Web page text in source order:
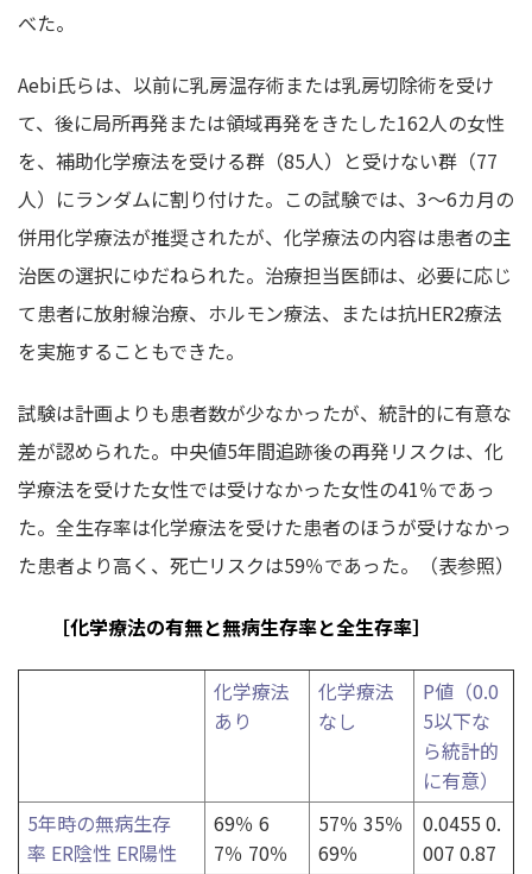
べた。
Aebi氏らは、以前に乳房温存術または乳房切除術を受け
て、後に局所再発または領域再発をきたした162人の女性
を、補助化学療法を受ける群（85人）と受けない群（77
人）にランダムに割り付けた。この試験では、3～6カ月の
併用化学療法が推奨されたが、化学療法の内容は患者の主
治医の選択にゆだねられた。治療担当医師は、必要に応じ
て患者に放射線治療、ホルモン療法、または抗HER2療法
を実施することもできた。
試験は計画よりも患者数が少なかったが、統計的に有意な
差が認められた。中央値5年間追跡後の再発リスクは、化
学療法を受けた女性では受けなかった女性の41％であっ
た。全生存率は化学療法を受けた患者のほうが受けなかっ
た患者より高く、死亡リスクは59％であった。（表参照）
［化学療法の有無と無病生存率と全生存率］
化学療法
あり
化学療法
なし
P値 （0.0
5以下な
ら統計的
に有意）
5年時の無病生存
率 ER陰性 ER陽性
69％ 6
7％ 70％
57％ 35％
69％
0.0455 0.
007 0.87